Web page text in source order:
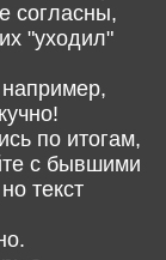
согласны,
"уходил"
по итогам,
с бывшими
текст